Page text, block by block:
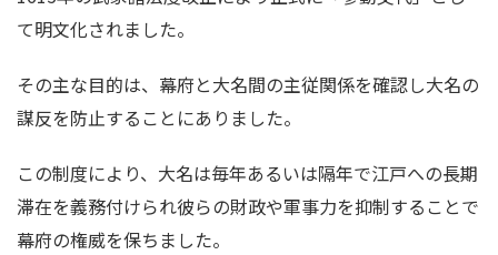
て明文化されました。
その主な目的は、幕府と大名間の主従関係を確認し大名の
謀反を防止することにありました。
この制度により、大名は毎年あるいは隔年で江戸への長期
滞在を義務付けられ彼らの財政や軍事力を抑制することで
幕府の権威を保ちました。